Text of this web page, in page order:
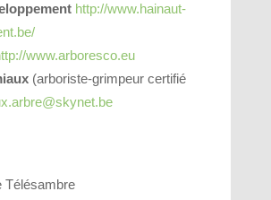
http://www.hainaut-
www.arboresco.eu
(arboriste-grimpeur certifié
Télésambre